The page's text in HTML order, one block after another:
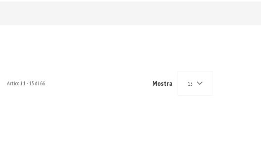
Articoli 1-15 di 66 Mostra 15